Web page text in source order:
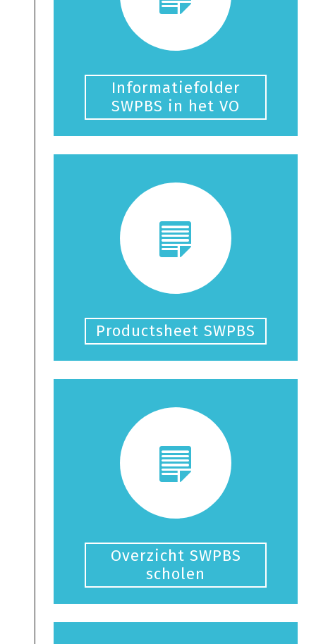
Informatiefolder
SWPBS in het VO
Productsheet SWPBS
Overzicht SWPBS
scholen